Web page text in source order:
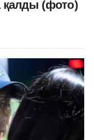
қалды (фото)